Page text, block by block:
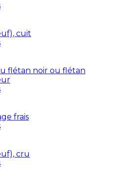
cuit
flétan noir ou flétan
frais
cru